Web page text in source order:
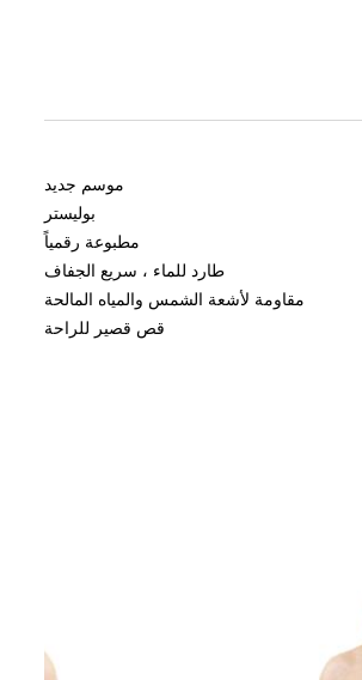
موسم جديد
بوليستر
مطبوعة رقمياً
طارد للماء ، سريع الجفاف
مقاومة لأشعة الشمس والمياه المالحة
قص قصير للراحة